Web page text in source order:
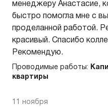
менеджеру Анастасие,
быстро помогла мне с
проделанной работой.
красивый. Спасибо
Рекомендую.
Проводимые работы:
квартиры
11 ноября